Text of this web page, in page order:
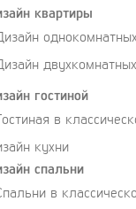
квартиры
гостиной
в
кухни
спальни
в